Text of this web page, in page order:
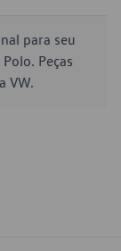
para seu
Peças
VW.